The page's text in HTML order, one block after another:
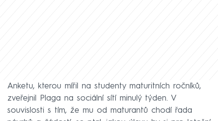
Anketu, kterou mířil na studenty maturitních ročníků,
zveřejnil Plaga na sociální sítí minulý týden. V
souvislosti s tím, že mu od maturantů chodí řada